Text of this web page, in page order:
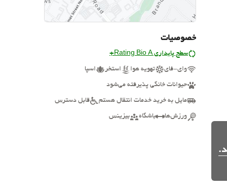
خصوصیات
سطح پایداری Rating Bio A+
وای-فای تهویه هوا استخر اسپا
حیوانات خانگی پذیرفته می‌شود
مایل به خرید خدمات انتقال هستم قابل دسترس
ورزش‌ها باشگاه بیزینس